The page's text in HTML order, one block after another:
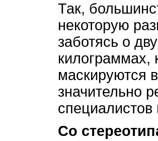
Так,
некоторую
заботясь о
килограммах,
маскируются
значительно
Со